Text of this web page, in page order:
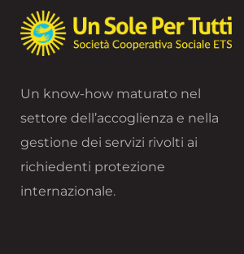
Un know-how maturato nel
settore dell’accoglienza e nella
gestione dei servizi rivolti ai
richiedenti protezione
internazionale.